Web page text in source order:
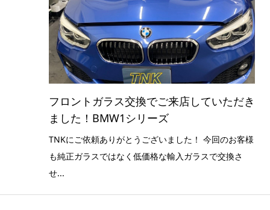
フロントガラス交換でご来店していただき
ました！BMW1シリーズ
TNKにご依頼ありがとうございました！ 今回のお客様
も純正ガラスではなく低価格な輸入ガラスで交換さ
せ...